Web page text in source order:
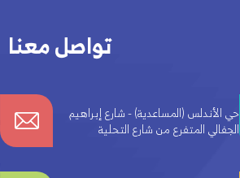
تواصل معنا
حي الأندلس (المساعدية) - شارع إبراهيم
الجفالي المتفرع من شارع التحلية